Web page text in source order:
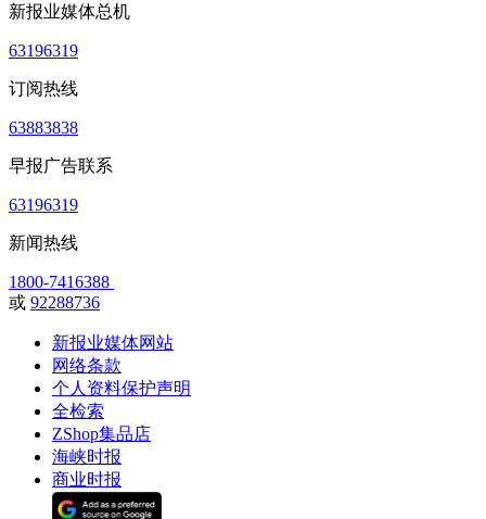
新报业媒体总机
63196319
订阅热线
63883838
早报广告联系
63196319
新闻热线
1800-7416388
或 92288736
新报业媒体网站
网络条款
个人资料保护声明
全检索
ZShop集品店
海峡时报
商业时报